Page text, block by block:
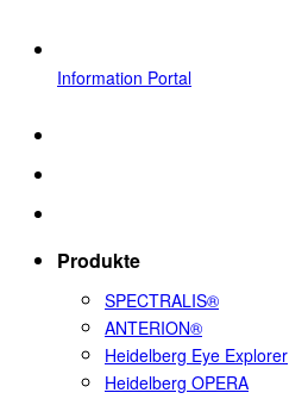
Information Portal
Produkte
SPECTRALIS®
ANTERION®
Heidelberg Eye Explorer
Heidelberg OPERA